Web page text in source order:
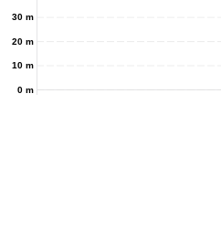
0 m
10 m
20 m
30 m